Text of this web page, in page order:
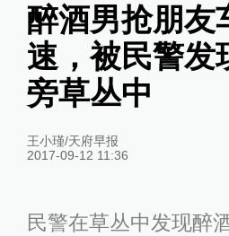
醉酒男抢朋友
速，被民警发
旁草丛中
王小瑾/天府早报
2017-09-12 11:36
民警在草丛中发现醉酒